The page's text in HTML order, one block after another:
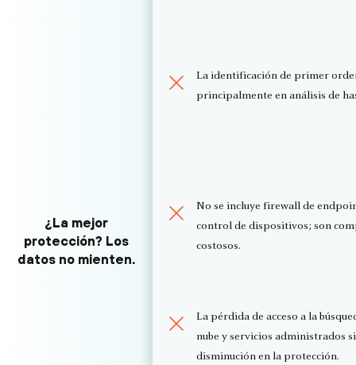
¿La mejor
protección? Los
datos no mienten.
La identificación de primer
principalmente en análisis de
No se incluye firewall de
control de dispositivos; son
costosos.
La pérdida de acceso a la
nube y servicios administrados
disminución en la protección.